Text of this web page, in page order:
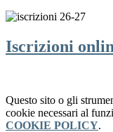
Iscrizioni
Questo sito o gli
cookie necessari al
COOKIE POLICY.